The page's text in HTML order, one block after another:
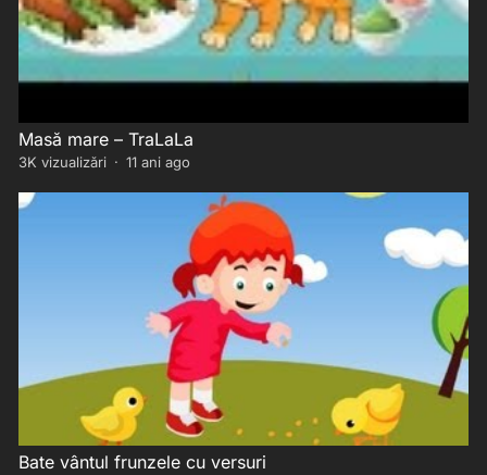
Masă mare – TraLaLa
3K vizualizări · 11 ani ago
Bate vântul frunzele cu versuri